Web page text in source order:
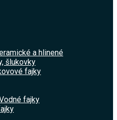
a hlinené
šlukovky
fajky
fajky